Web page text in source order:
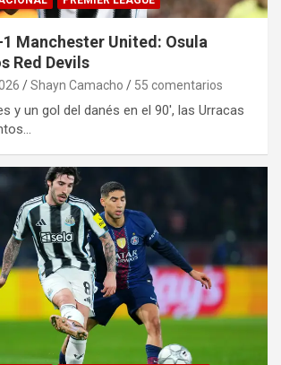
Manchester United: Osula
Red Devils
Shayn Camacho 55 comentarios
y un gol del danés en el 90′, las Urracas